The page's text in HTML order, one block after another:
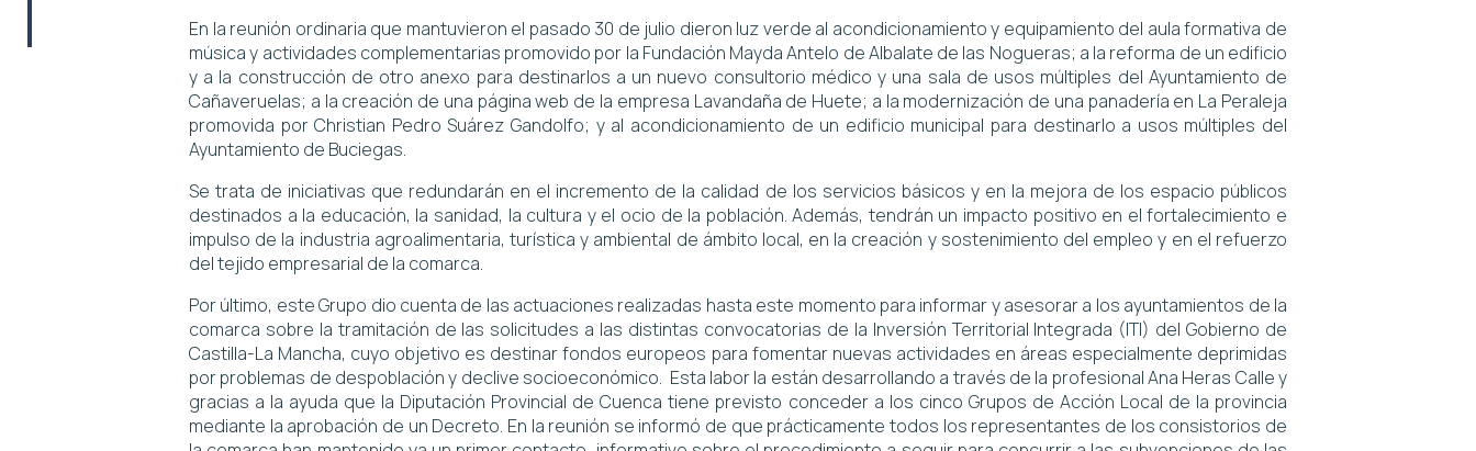
En la reunión ordinaria que mantuvieron el pasado 30 de julio dieron luz verde al acondicionamiento y equipamiento del aula formativa de
música y actividades complementarias promovido por la Fundación Mayda Antelo de Albalate de las Nogueras; a la reforma de un edificio
y a la construcción de otro anexo para destinarlos a un nuevo consultorio médico y una sala de usos múltiples del Ayuntamiento de
Cañaveruelas; a la creación de una página web de la empresa Lavandaña de Huete; a la modernización de una panadería en La Peraleja
promovida por Christian Pedro Suárez Gandolfo; y al acondicionamiento de un edificio municipal para destinarlo a usos múltiples del
Ayuntamiento de Buciegas.
Se trata de iniciativas que redundarán en el incremento de la calidad de los servicios básicos y en la mejora de los espacio públicos
destinados a la educación, la sanidad, la cultura y el ocio de la población. Además, tendrán un impacto positivo en el fortalecimiento e
impulso de la industria agroalimentaria, turística y ambiental de ámbito local, en la creación y sostenimiento del empleo y en el refuerzo
del tejido empresarial de la comarca.
Por último, este Grupo dio cuenta de las actuaciones realizadas hasta este momento para informar y asesorar a los ayuntamientos de la
comarca sobre la tramitación de las solicitudes a las distintas convocatorias de la Inversión Territorial Integrada (ITI) del Gobierno de
Castilla-La Mancha, cuyo objetivo es destinar fondos europeos para fomentar nuevas actividades en áreas especialmente deprimidas
por problemas de despoblación y declive socioeconómico. Esta labor la están desarrollando a través de la profesional Ana Heras Calle y
gracias a la ayuda que la Diputación Provincial de Cuenca tiene previsto conceder a los cinco Grupos de Acción Local de la provincia
mediante la aprobación de un Decreto. En la reunión se informó de que prácticamente todos los representantes de los consistorios de